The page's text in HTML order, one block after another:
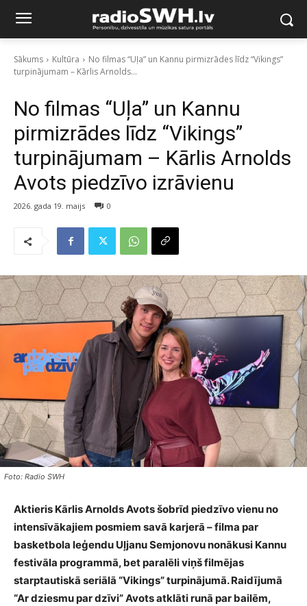
Sākums Kultūra
No filmas “Uļa” un Kannu pirmizrādes līdz “Vikings”
turpinājumam – Kārlis Arnolds...
No filmas “Uļa” un Kannu
pirmizrādes līdz “Vikings”
turpinājumam – Kārlis Arnolds
Avots piedzīvo izrāvienu
2026. gada 19. maijs 0
Foto: Radio SWH
Aktieris Kārlis Arnolds Avots šobrīd piedzīvo vienu no
intensīvākajiem posmiem savā karjerā – filma par
basketbola leģendu Uļjanu Semjonovu nonākusi Kannu
festivāla programmā, bet paralēli viņš filmējas
starptautiskā seriālā “Vikings” turpinājumā. Raidījumā
“Ar dziesmu par dzīvi” Avots atklāti runā par bailēm,